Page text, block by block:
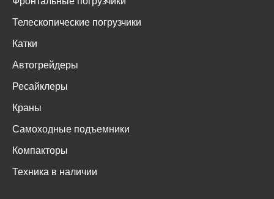
Телескопические погрузчики
Катки
Автогрейдеры
Ресайклеры
Краны
Самоходные подъемники
Компакторы
Техника в наличии